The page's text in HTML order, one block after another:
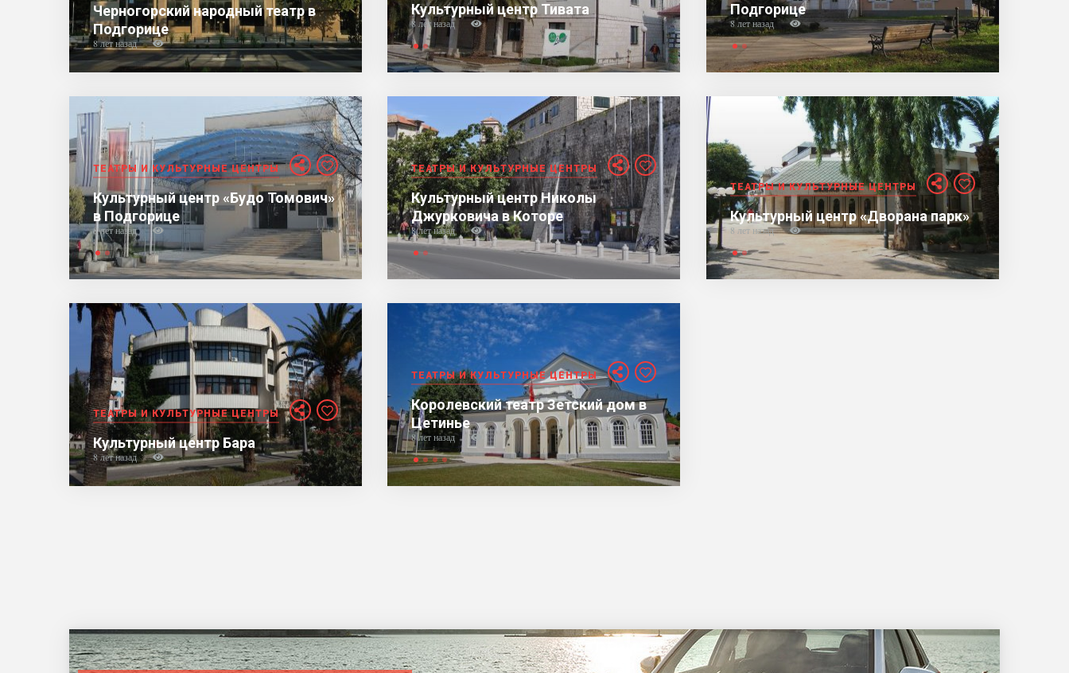
Черногорский народный театр в
Подгорице
8 лет назад
Культурный центр Тивата
8 лет назад
Подгорице
8 лет назад
ТЕАТРЫ И КУЛЬТУРНЫЕ ЦЕНТРЫ
Культурный центр «Будо Томович»
в Подгорице
8 лет назад
ТЕАТРЫ И КУЛЬТУРНЫЕ ЦЕНТРЫ
Культурный центр Николы
Джурковича в Которе
8 лет назад
ТЕАТРЫ И КУЛЬТУРНЫЕ ЦЕНТРЫ
Культурный центр «Дворана парк»
8 лет назад
ТЕАТРЫ И КУЛЬТУРНЫЕ ЦЕНТРЫ
Культурный центр Бара
8 лет назад
ТЕАТРЫ И КУЛЬТУРНЫЕ ЦЕНТРЫ
Королевский театр Зетский дом в
Цетинье
8 лет назад